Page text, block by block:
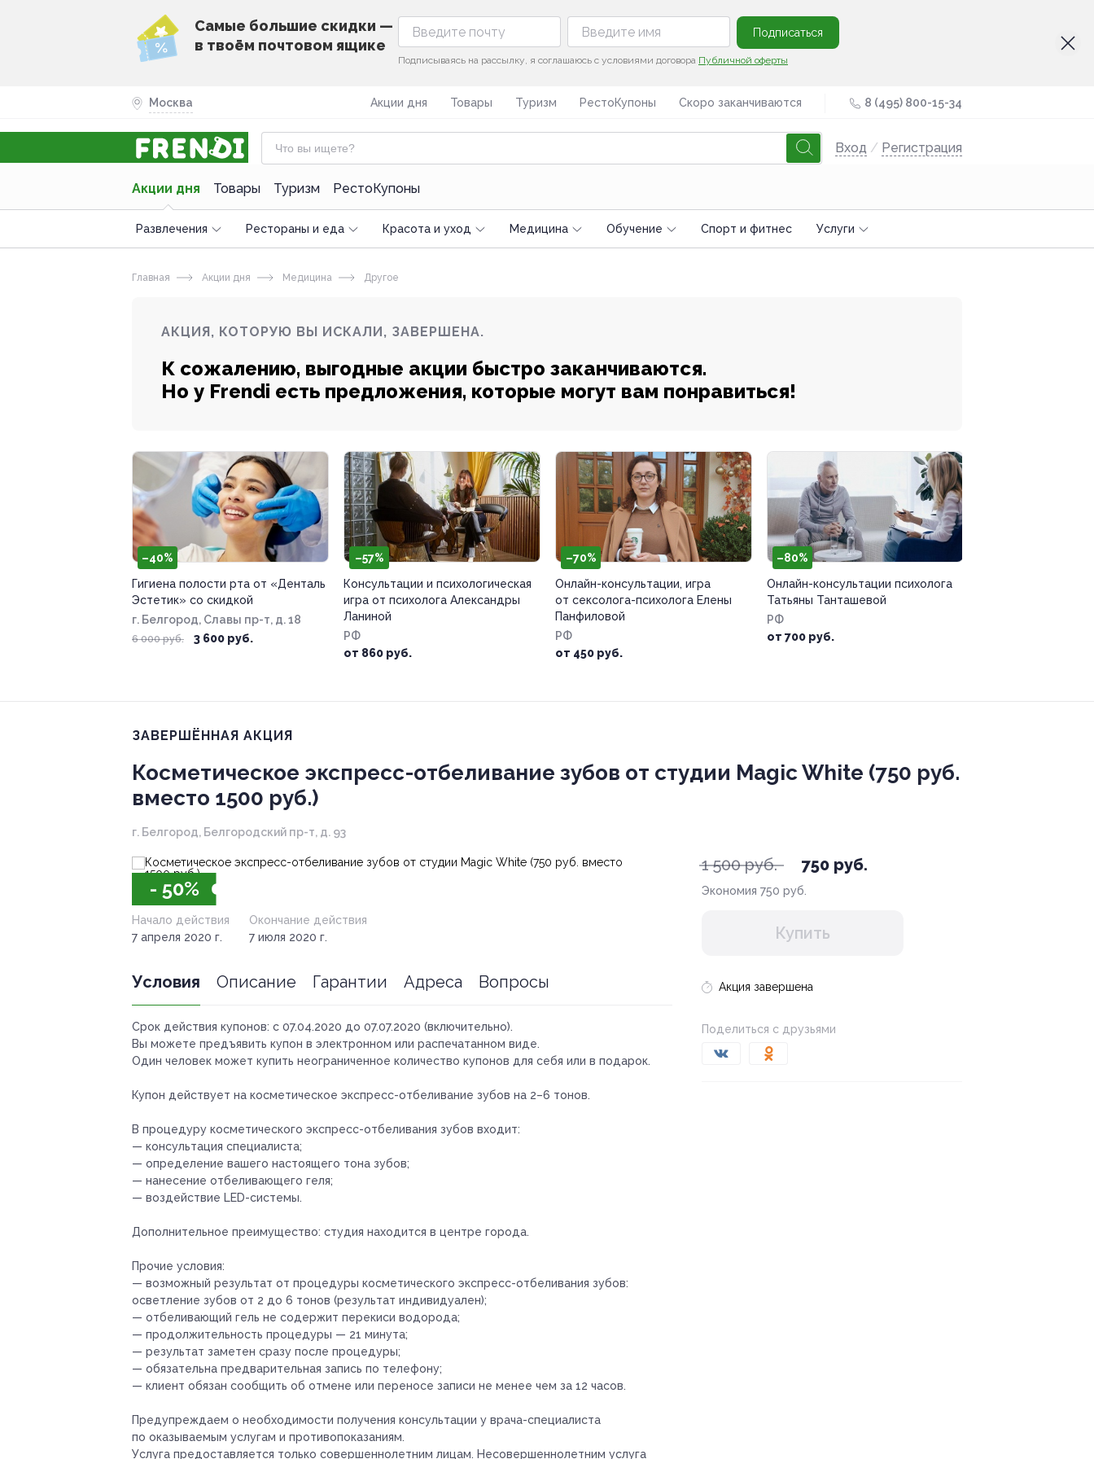
Cамые большие скидки —
в твоём почтовом ящике
Подписаться
Подписываясь на рассылку, я соглашаюсь с условиями договора Публичной оферты
Москва Акции дня Товары Туризм РестоКупоны Скоро заканчиваются 8 (495) 800-15-34
Вход / Регистрация
Акции дня Товары Туризм РестоКупоны
Развлечения Рестораны и еда Красота и уход Медицина Обучение Спoрт и фитнес Услуги
Главная Акции дня Медицина Другое
АКЦИЯ, КОТОРУЮ ВЫ ИСКАЛИ, ЗАВЕРШЕНА.
К сожалению, выгодные акции быстро заканчиваются.
Но у Frendi есть предложения, которые могут вам понравиться!
–40%
Гигиена полости рта от «Денталь
Эстетик» со скидкой
г. Белгород, Славы пр-т, д. 18
6 000 руб. 3 600 руб.
–57%
Консультации и психологическая
игра от психолога Александры
Ланиной
РФ
от 860 руб.
–70%
Онлайн-консультации, игра
от сексолога-психолога Елены
Панфиловой
РФ
от 450 руб.
–80%
Онлайн-консультации психолога
Татьяны Танташевой
РФ
от 700 руб.
ЗАВЕРШЁННАЯ АКЦИЯ
Косметическое экспресс-отбеливание зубов от студии Magic White (750 руб.
вместо 1500 руб.)
г. Белгород, Белгородский пр-т, д. 93
- 50%
1 500 руб. 750 руб.
Экономия 750 руб.
Купить
Акция завершена
Поделиться с друзьями
Начало действия
7 апреля 2020 г.
Окончание действия
7 июля 2020 г.
Условия Описание Гарантии Адреса Вопросы
Срок действия купонов: с 07.04.2020 до 07.07.2020 (включительно).
Вы можете предъявить купон в электронном или распечатанном виде.
Один человек может купить неограниченное количество купонов для себя или в подарок.
Купон действует на косметическое экспресс-отбеливание зубов на 2–6 тонов.
В процедуру косметического экспресс-отбеливания зубов входит:
— консультация специалиста;
— определение вашего настоящего тона зубов;
— нанесение отбеливающего геля;
— воздействие LED-системы.
Дополнительное преимущество: студия находится в центре города.
Прочие условия:
— возможный результат от процедуры косметического экспресс-отбеливания зубов:
осветление зубов от 2 до 6 тонов (результат индивидуален);
— отбеливающий гель не содержит перекиси водорода;
— продолжительность процедуры — 21 минута;
— результат заметен сразу после процедуры;
— обязательна предварительная запись по телефону;
— клиент обязан сообщить об отмене или переносе записи не менее чем за 12 часов.
Предупреждаем о необходимости получения консультации у врача-специалиста
по оказываемым услугам и противопоказаниям.
Услуга предоставляется только совершеннолетним лицам. Несовершеннолетним услуга